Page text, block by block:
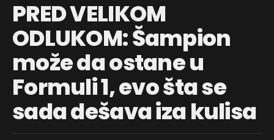
PRED VELIKOM
ODLUKOM: Šampion
može da ostane u
Formuli 1, evo šta se
sada dešava iza kulisa